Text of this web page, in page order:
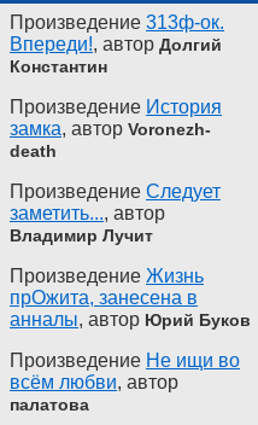
Произведение 313ф-ок.
Впереди!, автор Долгий
Константин
Произведение История
замка, автор Voronezh-
death
Произведение Следует
заметить..., автор
Владимир Лучит
Произведение Жизнь
прОжита, занесена в
анналы, автор Юрий Буков
Произведение Не ищи во
всём любви, автор
палатова